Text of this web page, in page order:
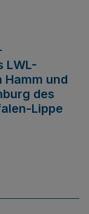
LWL-
und
des
Lippe